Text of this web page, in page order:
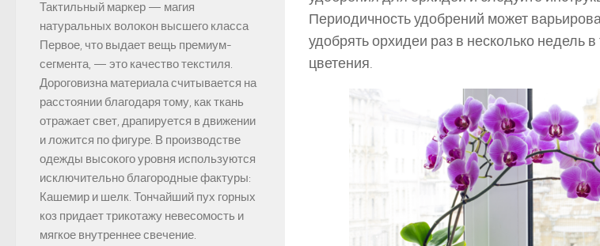
Периодичность удобрений может
удобрять орхидеи раз в несколько недель в
цветения.
Тактильный маркер — магия
натуральных волокон высшего класса
Первое, что выдает вещь премиум-
сегмента, — это качество текстиля.
Дороговизна материала считывается на
расстоянии благодаря тому, как ткань
отражает свет, драпируется в движении
и ложится по фигуре. В производстве
одежды высокого уровня используются
исключительно благородные фактуры:
Кашемир и шелк. Тончайший пух горных
коз придает трикотажу невесомость и
мягкое внутреннее свечение.